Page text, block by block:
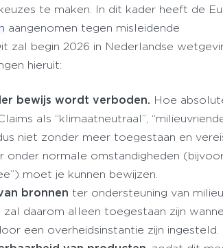
te maken. In dit kader heeft de
aangenomen tegen misleidende
zal begin 2026 in Nederlandse
hieruit:
bewijs wordt verboden. Hoe
als “klimaatneutraal”,
niet zonder meer toegestaan en
onder normale omstandigheden
moet je kunnen bewijzen.
bronnen ter ondersteuning van
daarom alleen toegestaan zijn
een overheidsinstantie zijn ingesteld.